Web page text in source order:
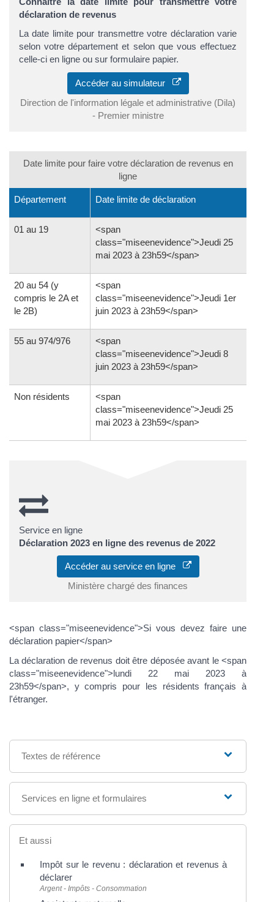
déclaration de revenus
La date limite pour transmettre votre déclaration varie
selon votre département et selon que vous effectuez
celle-ci en ligne ou sur formulaire papier.
Accéder au simulateur
Direction de l'information légale et administrative (Dila)
- Premier ministre
Date limite pour faire votre déclaration de revenus en
ligne
Département Date limite de déclaration
01 au 19
<span
class="miseenevidence">Jeudi 25
mai 2023 à 23h59</span>
20 au 54 (y
compris le 2A et
le 2B)
<span
class="miseenevidence">Jeudi 1er
juin 2023 à 23h59</span>
55 au 974/976
<span
class="miseenevidence">Jeudi 8
juin 2023 à 23h59</span>
Non résidents
<span
class="miseenevidence">Jeudi 25
mai 2023 à 23h59</span>
Service en ligne
Déclaration 2023 en ligne des revenus de 2022
Accéder au service en ligne
Ministère chargé des finances
<span class="miseenevidence">Si vous devez faire une
déclaration papier</span>
La déclaration de revenus doit être déposée avant le <span
class="miseenevidence">lundi 22 mai 2023 à
23h59</span>, y compris pour les résidents français à
l'étranger.
Textes de référence
Services en ligne et formulaires
Et aussi
Impôt sur le revenu : déclaration et revenus à
déclarer
Argent - Impôts - Consommation